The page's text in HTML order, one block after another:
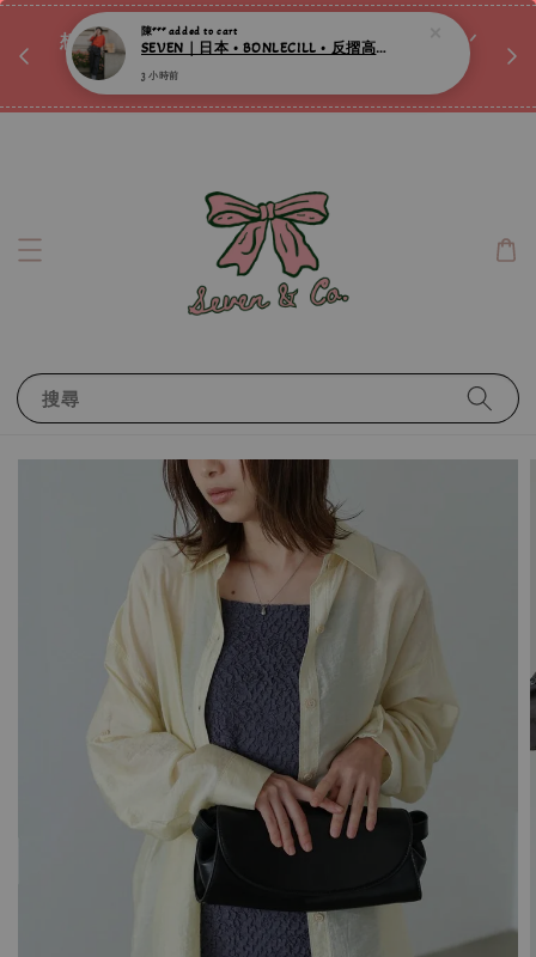
想訂製屬於自己的『水晶手鍊』嗎ꕀ♡ 私訊我們.ᐟ.ᐟ
📣Instagram 這邊按下去
搜尋
陳***added to cart
3 小時前